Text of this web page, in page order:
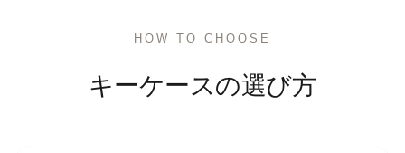
HOW TO CHOOSE
キーケースの選び方